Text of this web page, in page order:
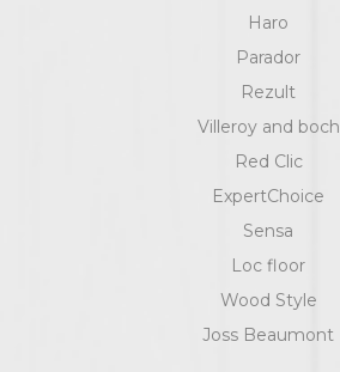
Haro
Parador
Rezult
Villeroy and boch
Red Clic
ExpertChoice
Sensa
Loc floor
Wood Style
Joss Beaumont